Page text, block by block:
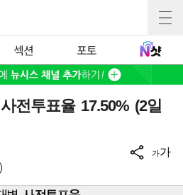
섹션 포토
전투표율 17.50% (2일
가가